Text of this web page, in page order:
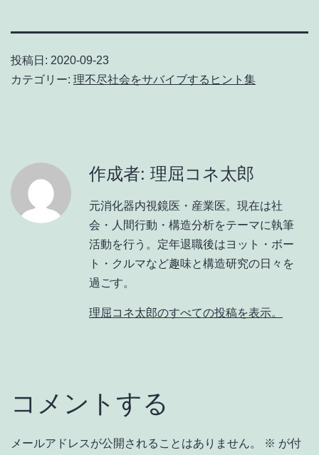
投稿日: 2020-09-23
カテゴリー: 理不尽社会をサバイブするヒント集
作成者: 理屈コネ太郎
元消化器内視鏡医・産業医。現在は社
会・人間行動・構造分析をテーマに執筆
活動を行う。定年退職後はヨット・ボー
ト・クルマなど趣味と構造研究の日々を
過ごす。
理屈コネ太郎のすべての投稿を表示。
コメントする
メールアドレスが公開されることはありません。 ※ が付